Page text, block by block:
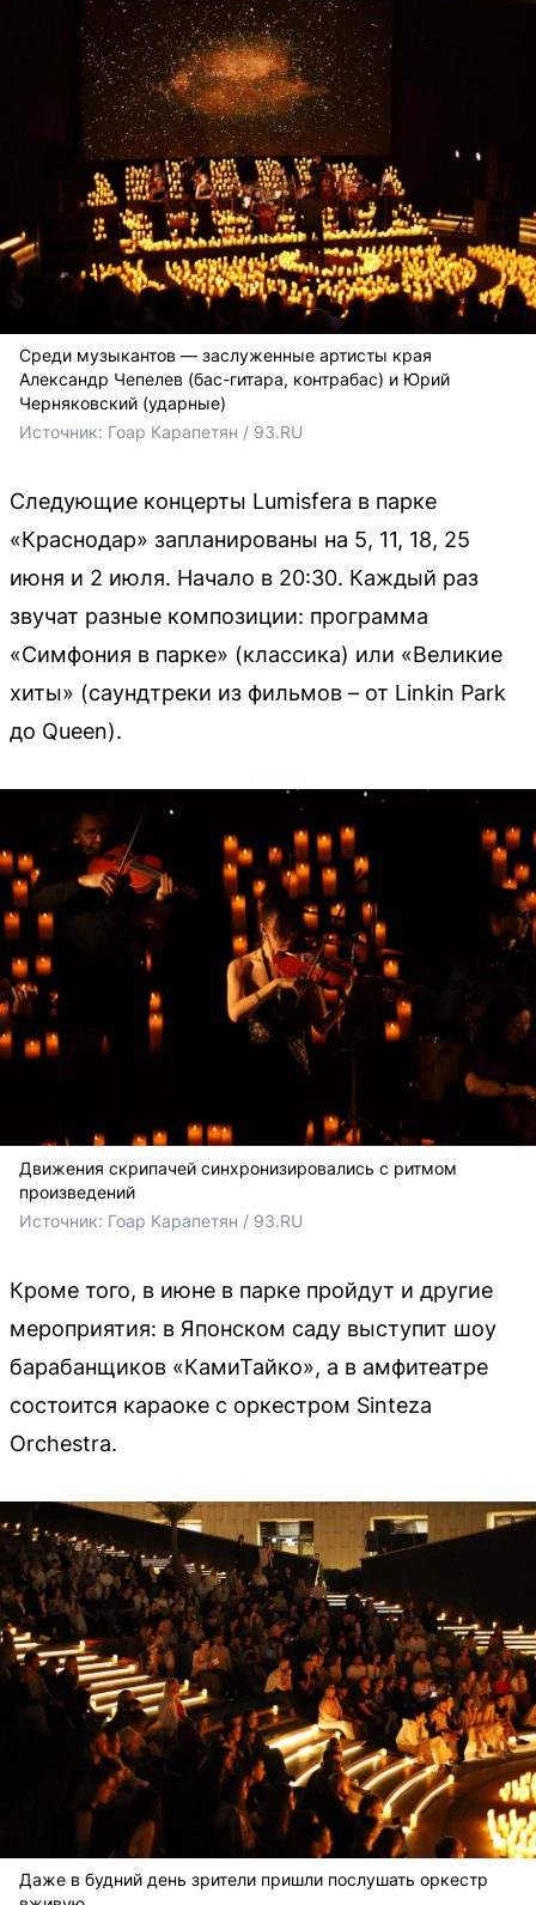
Среди музыкантов — заслуженные артисты края
Александр Чепелев (бас-гитара, контрабас) и Юрий
Черняковский (ударные)
Источник: Гоар Карапетян / 93.RU
Следующие концерты Lumisfera в парке
«Краснодар» запланированы на 5, 11, 18, 25
июня и 2 июля. Начало в 20:30. Каждый раз
звучат разные композиции: программа
«Симфония в парке» (классика) или «Великие
хиты» (саундтреки из фильмов – от Linkin Park
до Queen).
Движения скрипачей синхронизировались с ритмом
произведений
Источник: Гоар Карапетян / 93.RU
Кроме того, в июне в парке пройдут и другие
мероприятия: в Японском саду выступит шоу
барабанщиков «КамиТайко», а в амфитеатре
состоится караоке с оркестром Sinteza
Orchestra.
Даже в будний день зрители пришли послушать оркестр